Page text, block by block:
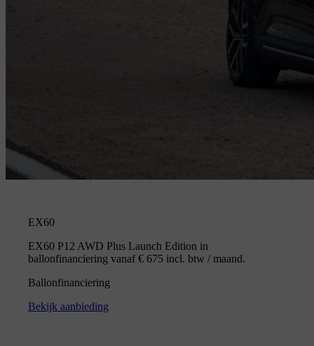
EX60
EX60 P12 AWD Plus Launch Edition in
ballonfinanciering vanaf € 675 incl. btw / maand.
Ballonfinanciering
Bekijk aanbieding